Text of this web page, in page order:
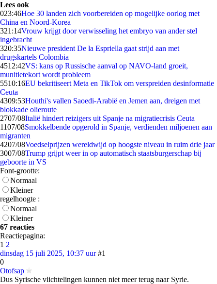
Lees ook
023:46Hoe 30 landen zich voorbereiden op mogelijke oorlog met
China en Noord-Korea
321:14Vrouw krijgt door verwisseling het embryo van ander stel
ingebracht
320:35Nieuwe president De la Espriella gaat strijd aan met
drugskartels Colombia
4512:42VS: kans op Russische aanval op NAVO-land groeit,
munitietekort wordt probleem
5510:16EU bekritiseert Meta en TikTok om verspreiden desinformatie
Ceuta
4309:53Houthi's vallen Saoedi-Arabië en Jemen aan, dreigen met
blokkade olieroute
2707/08Italië hindert reizigers uit Spanje na migratiecrisis Ceuta
1107/08Smokkelbende opgerold in Spanje, verdienden miljoenen aan
migranten
4207/08Voedselprijzen wereldwijd op hoogste niveau in ruim drie jaar
3007/08Trump grijpt weer in op automatisch staatsburgerschap bij
geboorte in VS
Font-grootte:
Normaal
Kleiner
regelhoogte :
Normaal
Kleiner
67 reacties
Reactiepagina:
1 2
dinsdag 15 juli 2025, 10:37 uur #1
0
Otofsap
Dus Syrische vlichtelingen kunnen niet meer terug naar Syrie.